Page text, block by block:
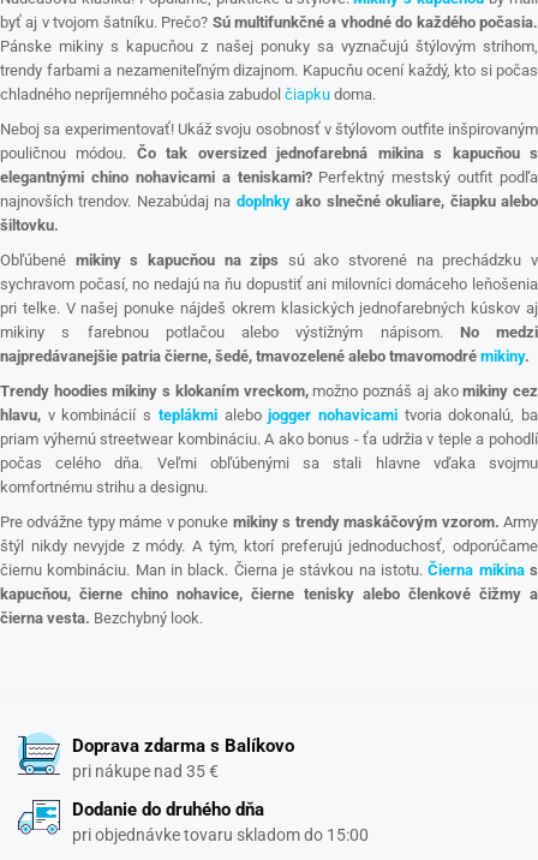
byť aj v tvojom šatníku. Prečo? Sú multifunkčné a vhodné do každého počasia.
Pánske mikiny s kapucňou z našej ponuky sa vyznačujú štýlovým strihom,
trendy farbami a nezameniteľným dizajnom. Kapucňu ocení každý, kto si počas
chladného nepríjemného počasia zabudol čiapku doma.
Neboj sa experimentovať! Ukáž svoju osobnosť v štýlovom outfite inšpirovaným
pouličnou módou. Čo tak oversized jednofarebná mikina s kapucňou s
elegantnými chino nohavicami a teniskami?Perfektný mestský outfit podľa
najnovších trendov. Nezabúdaj na doplnkyako slnečné okuliare, čiapku alebo
šiltovku.
Obľúbené mikiny s kapucňou na zips sú ako stvorené na prechádzku v
sychravom počasí, no nedajú na ňu dopustiť ani milovníci domáceho leňošenia
pri telke. V našej ponuke nájdeš okrem klasických jednofarebných kúskov aj
mikiny s farebnou potlačou alebo výstižným nápisom. No medzi
najpredávanejšie patria čierne, šedé, tmavozelené alebo tmavomodré mikiny.
Trendy hoodies mikiny s klokaním vreckom,možno poznáš aj akomikiny cez
hlavu, v kombinácií s teplákmialebojogger nohavicamitvoria dokonalú, ba
priam výhernú streetwear kombináciu. A ako bonus - ťa udržia v teple a pohodlí
počas celého dňa. Veľmi obľúbenými sa stali hlavne vďaka svojmu
komfortnému strihu a designu.
Pre odvážne typy máme v ponuke mikiny s trendy maskáčovým vzorom. Army
štýl nikdy nevyjde z módy. A tým, ktorí preferujú jednoduchosť, odporúčame
čiernu kombináciu. Man in black. Čierna je stávkou na istotu.Čierna mikinas
kapucňou, čierne chino nohavice, čierne tenisky alebo členkové čižmy a
čierna vesta. Bezchybný look.
Doprava zdarma s Balíkovo
pri nákupe nad 35 €
Dodanie do druhého dňa
pri objednávke tovaru skladom do 15:00